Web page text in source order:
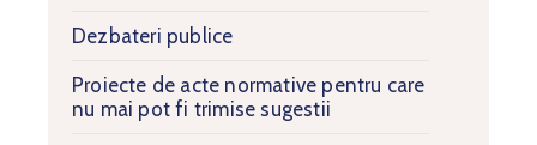
Dezbateri publice
Proiecte de acte normative pentru care
nu mai pot fi trimise sugestii